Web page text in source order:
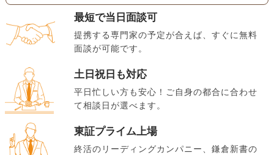
最短で当日面談可
提携する専門家の予定が合えば、すぐに無料
面談が可能です。
土日祝日も対応
平日忙しい方も安心！ご自身の都合に合わせ
て相談日が選べます。
東証プライム上場
終活のリーディングカンパニー、鎌倉新書の